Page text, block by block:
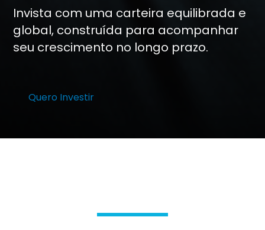
Invista com uma carteira equilibrada e
global, construída para acompanhar
seu crescimento no longo prazo.
Quero Investir